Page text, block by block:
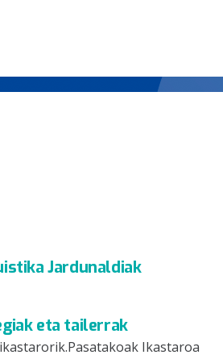
Jardunaldiak
eta tailerrak
Ikastaroa